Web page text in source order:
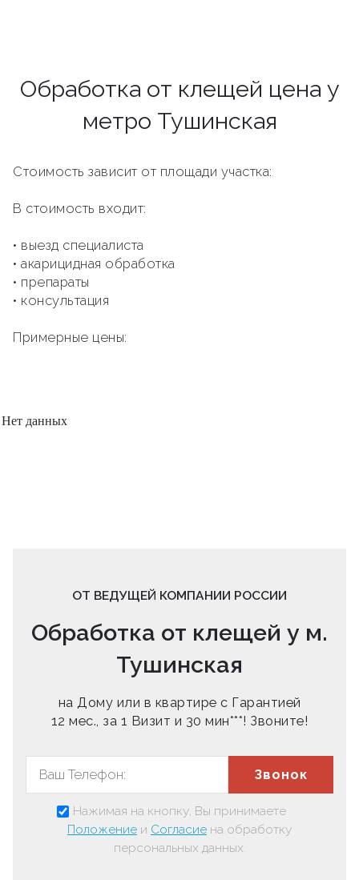
Обработка от клещей цена у
метро Тушинская
Стоимость зависит от площади участка:
В стоимость входит:
• выезд специалиста
• акарицидная обработка
• препараты
• консультация
Примерные цены:
Нет данных
ОТ ВЕДУЩЕЙ КОМПАНИИ РОССИИ
Обработка от клещей у м.
Тушинская
на Дому или в квартире с Гарантией
12 мес., за 1 Визит и 30 мин***! Звоните!
Звонок
Нажимая на кнопку, Вы принимаете
Положение и Согласие на обработку
персональных данных.